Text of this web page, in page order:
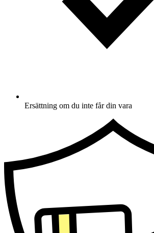
Ersättning om du inte får din vara